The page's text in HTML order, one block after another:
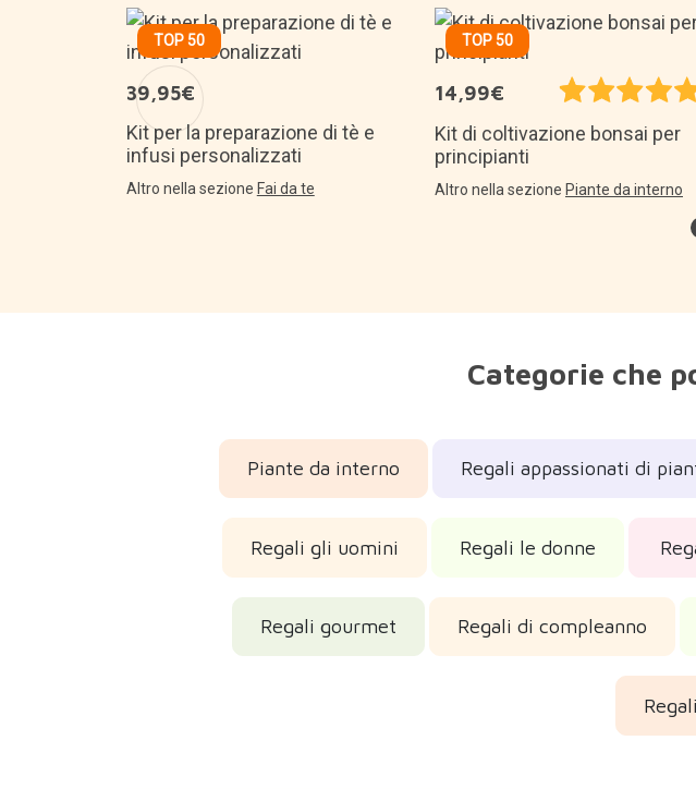
TOP 50
39,95€
Kit per la preparazione di tè e
infusi personalizzati
Altro nella sezione Fai da te
TOP 50
14,99€
Kit di coltivazione bonsai per
principianti
Altro nella sezione Piante da interno
Categorie che
Piante da interno Regali appassionati di
Regali gli uomini Regali le donne
Regali gourmet Regali di compleanno